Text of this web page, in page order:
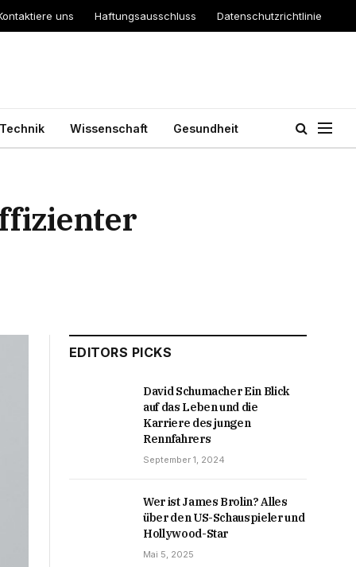
uns Haftungsausschluss Datenschutzrichtlinie
Technik Wissenschaft Gesundheit
EDITORS PICKS
David Schumacher Ein Blick
auf das Leben und die
Karriere des jungen
Rennfahrers
September 1, 2024
Wer ist James Brolin? Alles
über den US-Schauspieler und
Hollywood-Star
Mai 5, 2025